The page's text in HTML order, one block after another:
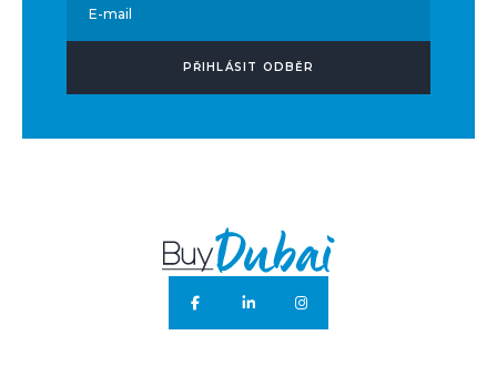
E-mail
PŘIHLÁSIT ODBĚR